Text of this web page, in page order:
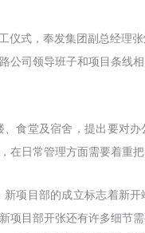
仪式，奉发集团副总经理
公司领导班子和项目条线
食堂及宿舍，提出要对
在日常管理方面需要着重把
项目部的成立标志着新
项目部开张还有许多细节